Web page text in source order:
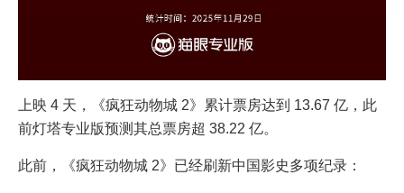
上映 4 天，《疯狂动物城 2》累计票房达到 13.67 亿，此
前灯塔专业版预测其总票房超 38.22 亿。
此前，《疯狂动物城 2》已经刷新中国影史多项纪录：